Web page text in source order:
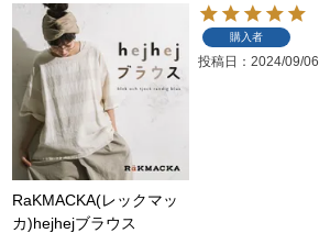
RaKMACKA(レックマッ
カ)hejhejブラウス
購入者
投稿日 2024/09/06